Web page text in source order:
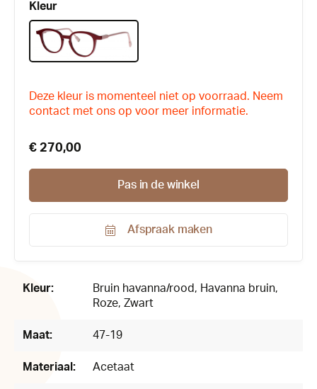
Kleur
Deze kleur is momenteel niet op voorraad. Neem
contact met ons op voor meer informatie.
€ 270,00
Pas in de winkel
Afspraak maken
Kleur:
Bruin havanna/rood, Havanna bruin,
Roze, Zwart
Maat: 47-19
Materiaal: Acetaat